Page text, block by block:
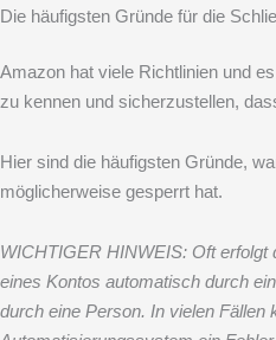
Die häufigsten Gründe für die
Amazon hat viele Richtlinien und
zu kennen und sicherzustellen,
Hier sind die häufigsten Gründe,
möglicherweise gesperrt hat.
WICHTIGER HINWEIS: Oft erfolgt
eines Kontos automatisch durch
durch eine Person. In vielen Fällen